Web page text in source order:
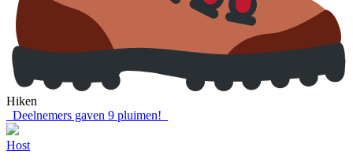
Hiken
Deelnemers gaven 9 pluimen!
Host